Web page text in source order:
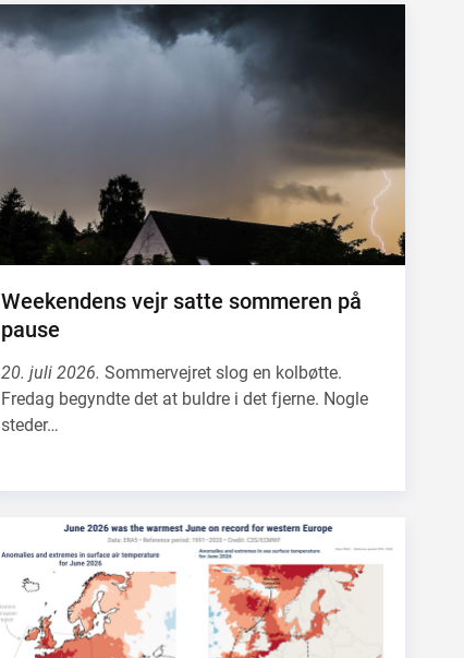
Weekendens vejr satte sommeren på
pause
20. juli 2026.Sommervejret slog en kolbøtte.
Fredag begyndte det at buldre i det fjerne. Nogle
steder…